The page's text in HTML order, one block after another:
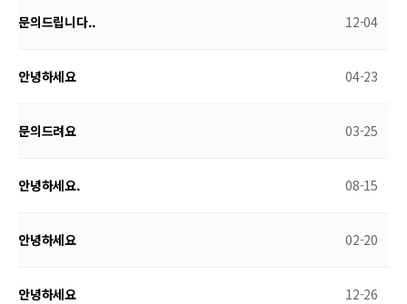
문의드립니다.. 12-04
안녕하세요 04-23
문의드려요 03-25
안녕하세요. 08-15
안녕하세요 02-20
안녕하세요 12-26